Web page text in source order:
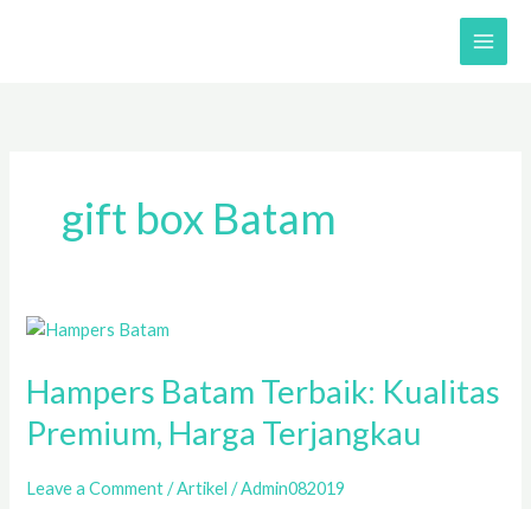
gift box Batam
Hampers Batam Terbaik: Kualitas
Premium, Harga Terjangkau
Leave a Comment /Artikel /Admin082019
Hampers
Terbaik:
Premium,
Terjangkau